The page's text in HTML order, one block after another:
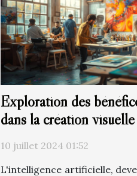
Exploration des
dans la création
10 juillet 2024 01:52
L'intelligence artificielle,